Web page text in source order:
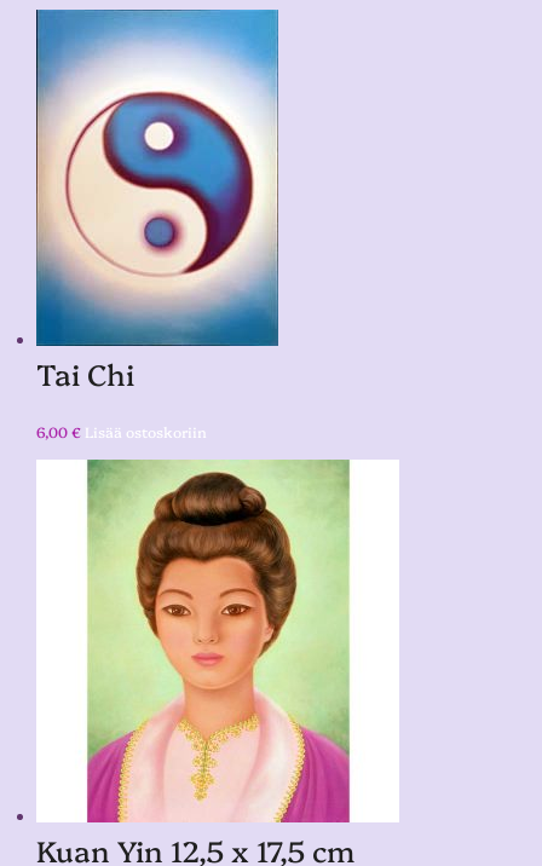
Tai Chi
6,00€ Lisää ostoskoriin
Kuan Yin 12,5 x 17,5 cm